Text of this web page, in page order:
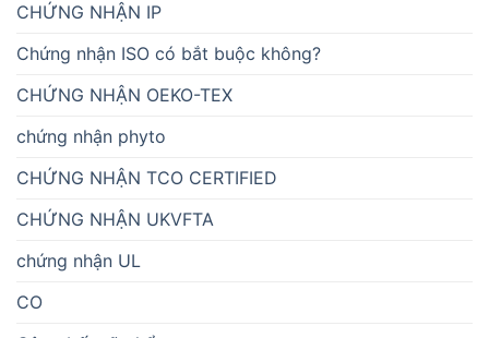
CHỨNG NHẬN IP
Chứng nhận ISO có bắt buộc không?
CHỨNG NHẬN OEKO-TEX
chứng nhận phyto
CHỨNG NHẬN TCO CERTIFIED
CHỨNG NHẬN UKVFTA
chứng nhận UL
CO